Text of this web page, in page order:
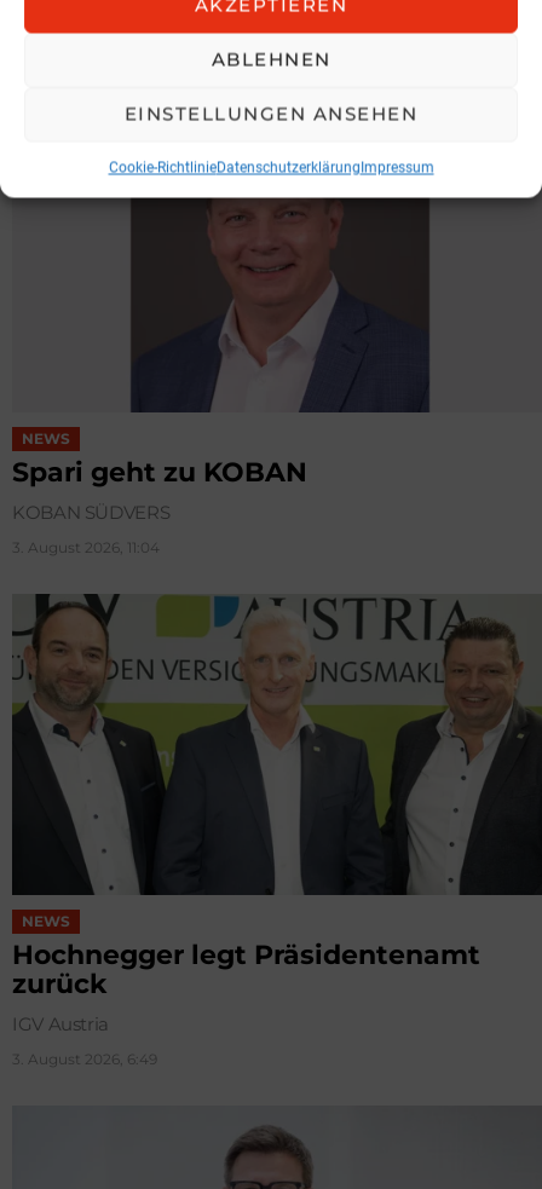
AKZEPTIEREN
ABLEHNEN
EINSTELLUNGEN ANSEHEN
Cookie-RichtlinieDatenschutzerklärungImpressum
Hochnegger/ LBUA
NEWS
Spari geht zu KOBAN
KOBAN SÜDVERS
3. August 2026, 11:04
NEWS
Hochnegger legt Präsidentenamt
zurück
IGV Austria
3. August 2026, 6:49